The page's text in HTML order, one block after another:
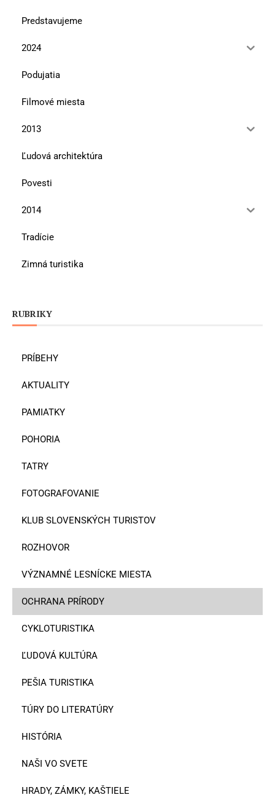
Predstavujeme
2024
Podujatia
Filmové miesta
2013
Ľudová architektúra
Povesti
2014
Tradície
Zimná turistika
RUBRIKY
PRÍBEHY
AKTUALITY
PAMIATKY
POHORIA
TATRY
FOTOGRAFOVANIE
KLUB SLOVENSKÝCH TURISTOV
ROZHOVOR
VÝZNAMNÉ LESNÍCKE MIESTA
OCHRANA PRÍRODY
CYKLOTURISTIKA
ĽUDOVÁ KULTÚRA
PEŠIA TURISTIKA
TÚRY DO LITERATÚRY
HISTÓRIA
NAŠI VO SVETE
HRADY, ZÁMKY, KAŠTIELE